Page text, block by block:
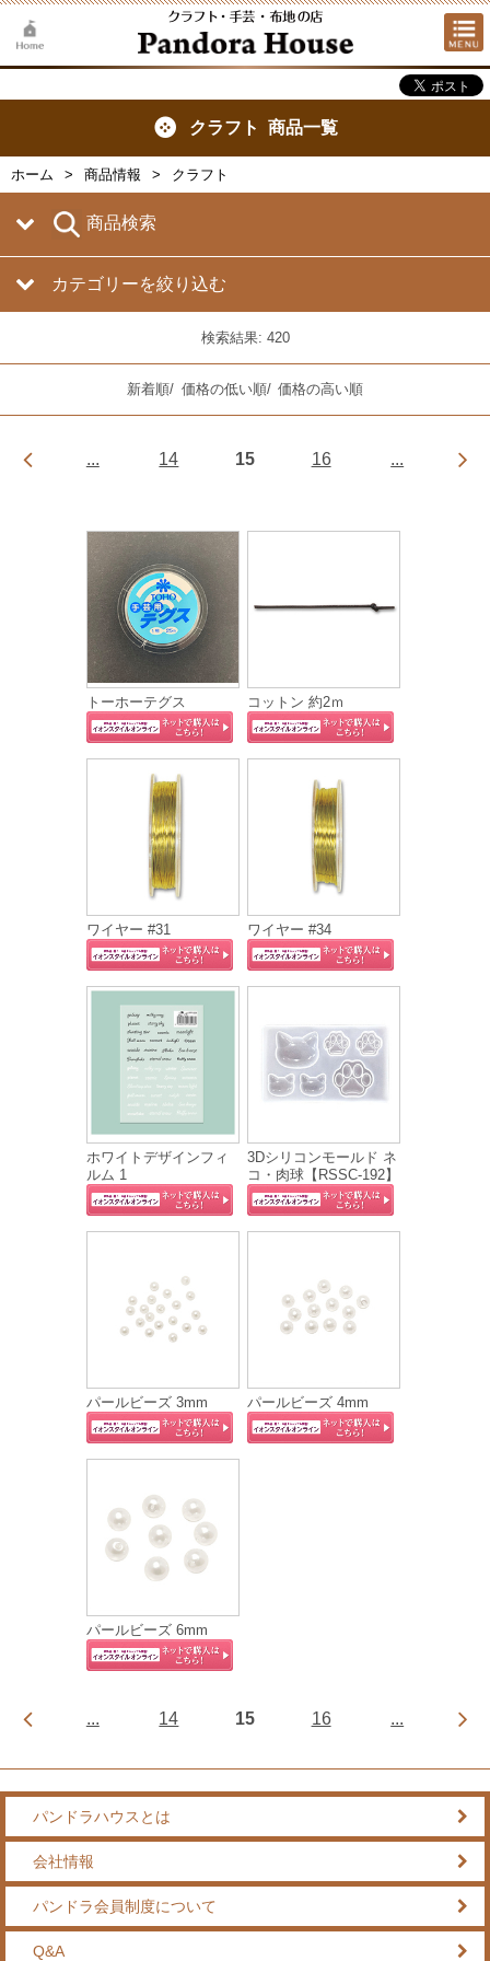
クラフト 商品一覧
ホーム 商品情報 クラフト
商品検索
カテゴリーを絞り込む
検索結果: 420
新着順/ 価格の低い順/ 価格の高い順
... 14 15 16 ...
トーホーテグス コットン 約2ｍ
ワイヤー #31 ワイヤー #34
ホワイトデザインフィ
ルム 1
3Dシリコンモールド ネ
コ・肉球【RSSC-192】
パールビーズ 3mm パールビーズ 4mm
パールビーズ 6mm
... 14 15 16 ...
パンドラハウスとは
会社情報
パンドラ会員制度について
Q&A